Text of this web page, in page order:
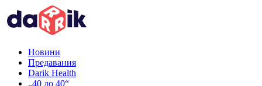
Новини
Предавания
Darik Health
„40 до 40“